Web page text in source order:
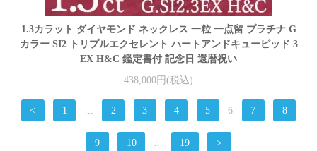
1.3カラット ダイヤモンド ネックレス 一粒 一点留 プラチナ G
カラー SI2 トリプルエクセレント ハートアンドキューピッド 3
EX H&C 鑑定書付 記念日 還暦祝い
438,000円(税込)
< 1 2 3 4 5 6 7 8
9 10 19 >